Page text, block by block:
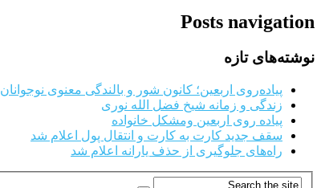
Posts navigation
نوشته‌های تازه
پیاده‌روی اربعین؛ کانون شور و بالندگی معنوی نوجوانان
زندگی و زمانه شیخ فضل الله نوری
پیاده روی اربعین ومشکل خانواده
سقف جدید کارت به کارت و انتقال پول اعلام شد
راه‌های جلوگیری از حذف یارانه اعلام شد